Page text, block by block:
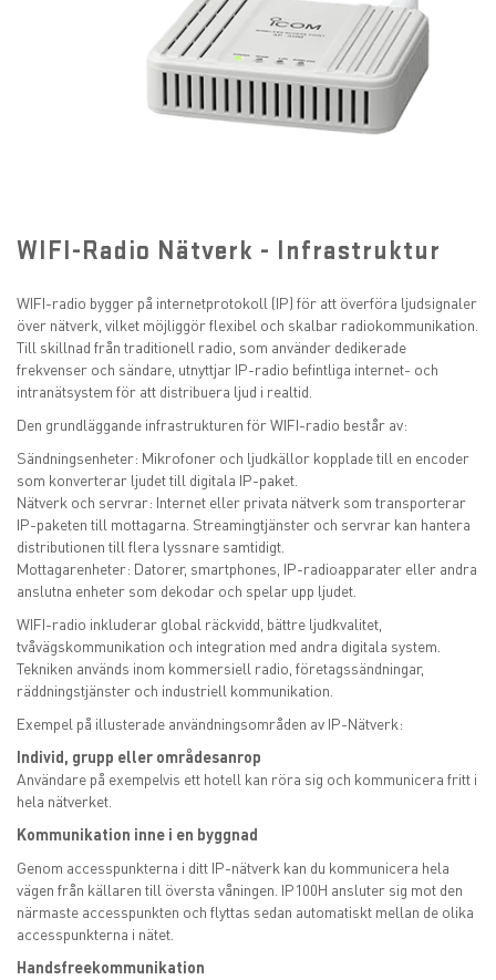
WIFI-Radio Nätverk - Infrastruktur
WIFI-radio bygger på internetprotokoll (IP) för att överföra ljudsignaler
över nätverk, vilket möjliggör flexibel och skalbar radiokommunikation.
Till skillnad från traditionell radio, som använder dedikerade
frekvenser och sändare, utnyttjar IP-radio befintliga internet- och
intranätsystem för att distribuera ljud i realtid.
Den grundläggande infrastrukturen för WIFI-radio består av:
Sändningsenheter: Mikrofoner och ljudkällor kopplade till en encoder
som konverterar ljudet till digitala IP-paket.
Nätverk och servrar: Internet eller privata nätverk som transporterar
IP-paketen till mottagarna. Streamingtjänster och servrar kan hantera
distributionen till flera lyssnare samtidigt.
Mottagarenheter: Datorer, smartphones, IP-radioapparater eller andra
anslutna enheter som dekodar och spelar upp ljudet.
WIFI-radio inkluderar global räckvidd, bättre ljudkvalitet,
tvåvägskommunikation och integration med andra digitala system.
Tekniken används inom kommersiell radio, företagssändningar,
räddningstjänster och industriell kommunikation.
Exempel på illusterade användningsområden av IP-Nätverk:
Individ, grupp eller områdesanrop
Användare på exempelvis ett hotell kan röra sig och kommunicera fritt i
hela nätverket.
Kommunikation inne i en byggnad
Genom accesspunkterna i ditt IP-nätverk kan du kommunicera hela
vägen från källaren till översta våningen. IP100H ansluter sig mot den
närmaste accesspunkten och flyttas sedan automatiskt mellan de olika
accesspunkterna i nätet.
Handsfreekommunikation